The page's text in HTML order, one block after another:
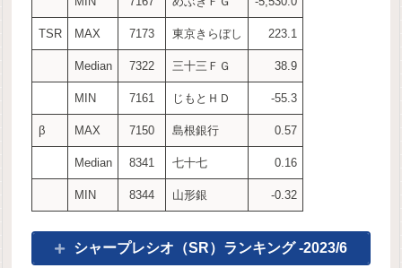
TSR MAX 7173 東京きらぼし 223.1
Median 7322 三十三ＦＧ 38.9
MIN 7161 じもとＨＤ -55.3
β MAX 7150 島根銀行 0.57
Median 8341 七十七 0.16
MIN 8344 山形銀 -0.32
シャープレシオ（SR）ランキング -2023/6